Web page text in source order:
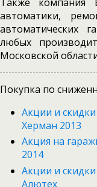
автоматики,
автоматических
любых
Московской
Покупка по
Акции и
Херман 2013
Акция на
2014
Акции и
Алютех